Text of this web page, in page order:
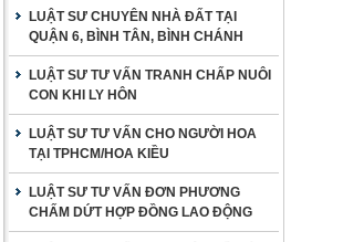
LUẬT SƯ CHUYÊN NHÀ ĐẤT TẠI
QUẬN 6, BÌNH TÂN, BÌNH CHÁNH
LUẬT SƯ TƯ VẤN TRANH CHẤP NUÔI
CON KHI LY HÔN
LUẬT SƯ TƯ VẤN CHO NGƯỜI HOA
TẠI TPHCM/HOA KIỀU
LUẬT SƯ TƯ VẤN ĐƠN PHƯƠNG
CHẤM DỨT HỢP ĐỒNG LAO ĐỘNG